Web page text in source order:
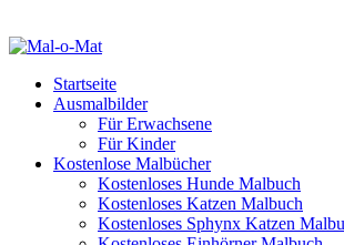
Startseite
Ausmalbilder
Für Erwachsene
Für Kinder
Kostenlose Malbücher
Kostenloses Hunde Malbuch
Kostenloses Katzen Malbuch
Kostenloses Sphynx Katzen